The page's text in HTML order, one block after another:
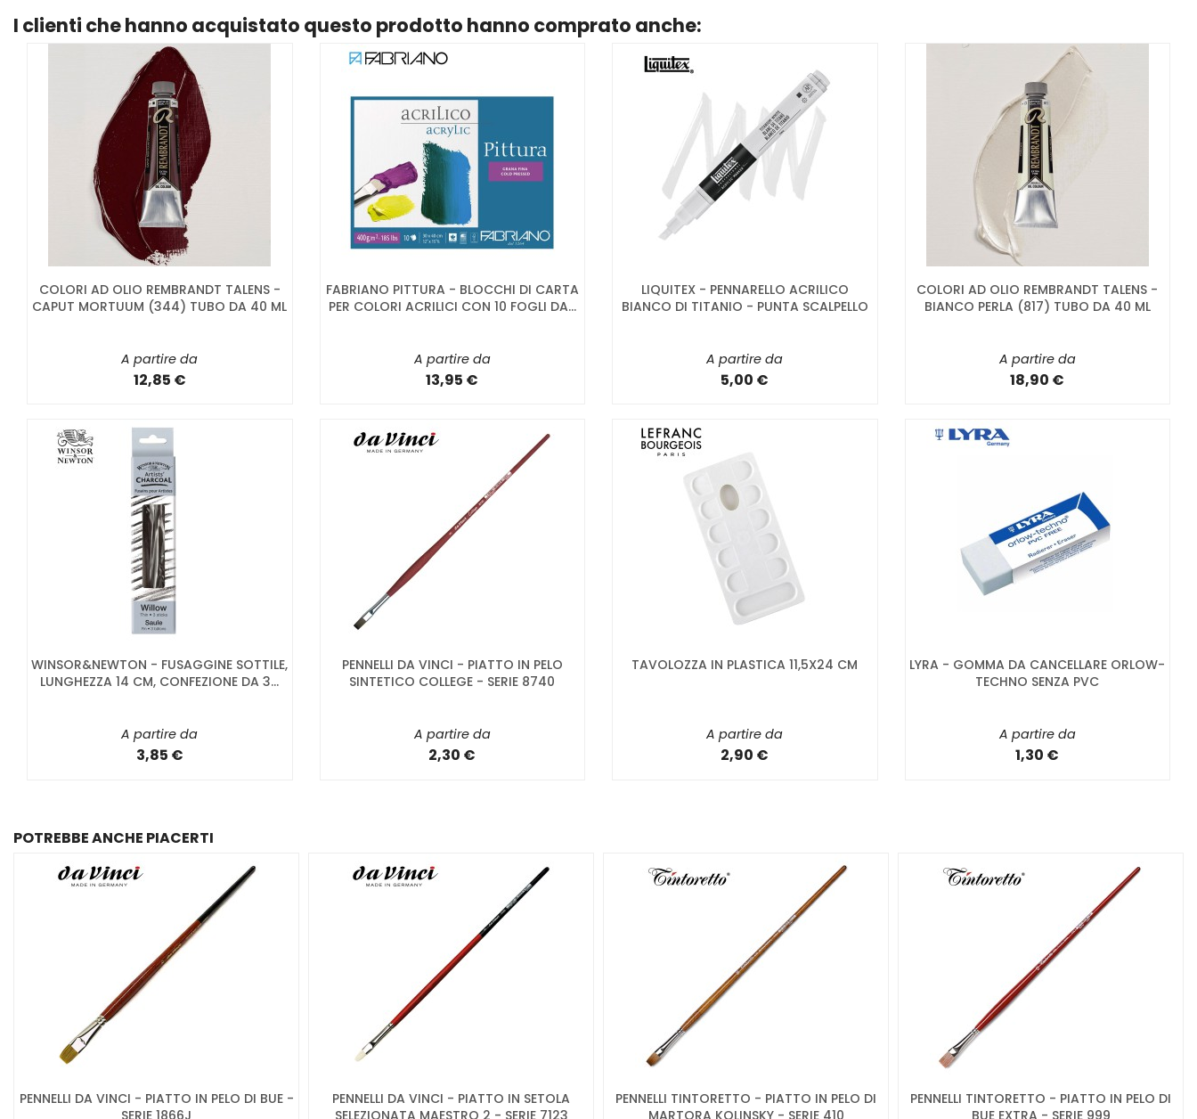
I clienti che hanno acquistato questo prodotto hanno comprato anche:
COLORI AD OLIO REMBRANDT TALENS -
CAPUT MORTUUM (344) TUBO DA 40 ML
A partire da
12,85 €
FABRIANO PITTURA - BLOCCHI DI CARTA
PER COLORI ACRILICI CON 10 FOGLI DA...
A partire da
13,95 €
LIQUITEX - PENNARELLO ACRILICO
BIANCO DI TITANIO - PUNTA SCALPELLO
A partire da
5,00 €
COLORI AD OLIO REMBRANDT TALENS -
BIANCO PERLA (817) TUBO DA 40 ML
A partire da
18,90 €
WINSOR&NEWTON - FUSAGGINE SOTTILE,
LUNGHEZZA 14 CM, CONFEZIONE DA 3...
A partire da
3,85 €
PENNELLI DA VINCI - PIATTO IN PELO
SINTETICO COLLEGE - SERIE 8740
A partire da
2,30 €
TAVOLOZZA IN PLASTICA 11,5X24 CM
A partire da
2,90 €
LYRA - GOMMA DA CANCELLARE ORLOW-
TECHNO SENZA PVC
A partire da
1,30 €
POTREBBE ANCHE PIACERTI
PENNELLI DA VINCI - PIATTO IN PELO DI BUE -
SERIE 1866J
PENNELLI DA VINCI - PIATTO IN SETOLA
SELEZIONATA MAESTRO 2 - SERIE 7123
PENNELLI TINTORETTO - PIATTO IN PELO DI
MARTORA KOLINSKY - SERIE 410
PENNELLI TINTORETTO - PIATTO IN PELO DI
BUE EXTRA - SERIE 999